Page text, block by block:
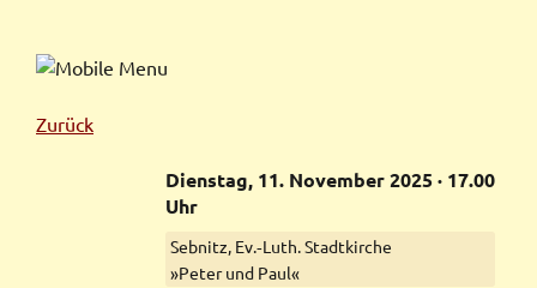
Zurück
Dienstag, 11. November2025· 17.00
Uhr
Sebnitz, Ev.‑Luth. Stadtkirche
»Peter und Paul«